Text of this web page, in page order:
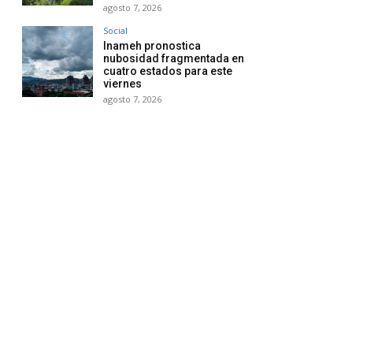
agosto 7, 2026
Social
Inameh pronostica
nubosidad fragmentada en
cuatro estados para este
viernes
agosto 7, 2026